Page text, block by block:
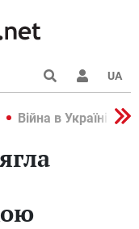
UA
Війна в Україні 2022